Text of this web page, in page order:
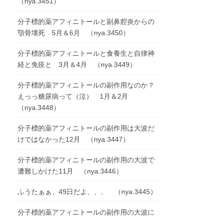
分子標的薬アフィニトールと副鼻腔炎からの
顎骨壊死 5月＆6月 （nya.3450）
分子標的薬アフィニトールと食養生と自律神
経と免疫と 3月＆4月 （nya.3449）
分子標的薬アフィニトールの副作用なのか？
えっっ糖尿病って（泣） 1月＆2月
（nya.3448）
分子標的薬アフィニトールの副作用は大波だ
けではなかった12月 （nya.3447）
分子標的薬アフィニトールの副作用の大波で
遭難しかけた11月 （nya.3446）
ふうたぁぁ、49日だよ、、、 （nya.3445）
分子標的薬アフィニトールの副作用の大波に